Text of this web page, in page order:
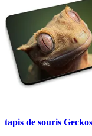
tapis de souris Geckos